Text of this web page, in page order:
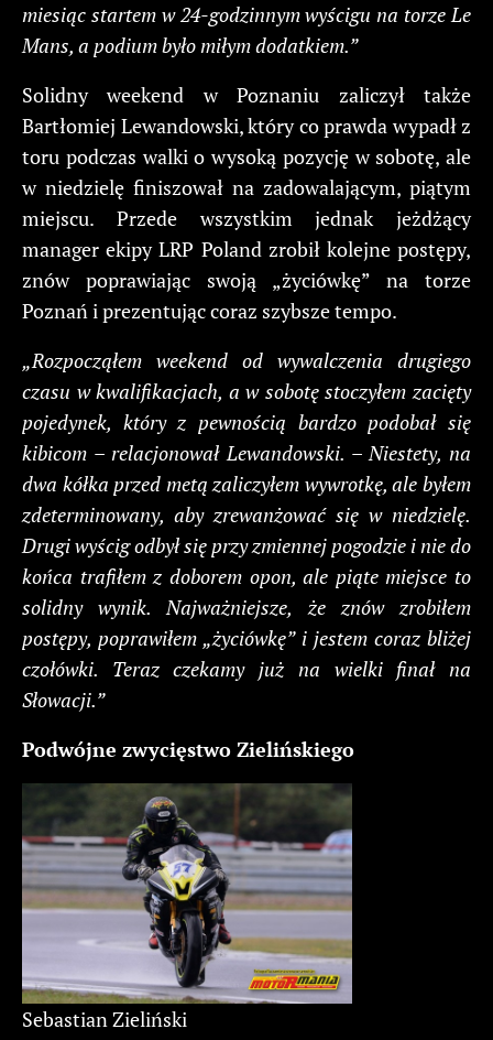
miesiąc startem w 24-godzinnym wyścigu na torze Le
Mans, a podium było miłym dodatkiem.”
Solidny weekend w Poznaniu zaliczył także
Bartłomiej Lewandowski, który co prawda wypadł z
toru podczas walki o wysoką pozycję w sobotę, ale
w niedzielę finiszował na zadowalającym, piątym
miejscu. Przede wszystkim jednak jeżdżący
manager ekipy LRP Poland zrobił kolejne postępy,
znów poprawiając swoją „życiówkę” na torze
Poznań i prezentując coraz szybsze tempo.
„Rozpocząłem weekend od wywalczenia drugiego
czasu w kwalifikacjach, a w sobotę stoczyłem zacięty
pojedynek, który z pewnością bardzo podobał się
kibicom – relacjonował Lewandowski. – Niestety, na
dwa kółka przed metą zaliczyłem wywrotkę, ale byłem
zdeterminowany, aby zrewanżować się w niedzielę.
Drugi wyścig odbył się przy zmiennej pogodzie i nie do
końca trafiłem z doborem opon, ale piąte miejsce to
solidny wynik. Najważniejsze, że znów zrobiłem
postępy, poprawiłem „życiówkę” i jestem coraz bliżej
czołówki. Teraz czekamy już na wielki finał na
Słowacji.”
Podwójne zwycięstwo Zielińskiego
Sebastian Zieliński